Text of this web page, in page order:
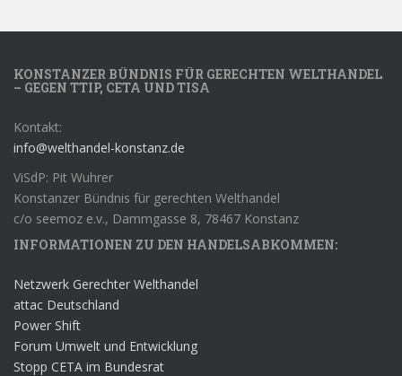
KONSTANZER BÜNDNIS FÜR GERECHTEN WELTHANDEL
– GEGEN TTIP, CETA UND TISA
Kontakt:
info@welthandel-konstanz.de
ViSdP: Pit Wuhrer
Konstanzer Bündnis für gerechten Welthandel
c/o seemoz e.v., Dammgasse 8, 78467 Konstanz
INFORMATIONEN ZU DEN HANDELSABKOMMEN:
Netzwerk Gerechter Welthandel
attac Deutschland
Power Shift
Forum Umwelt und Entwicklung
Stopp CETA im Bundesrat